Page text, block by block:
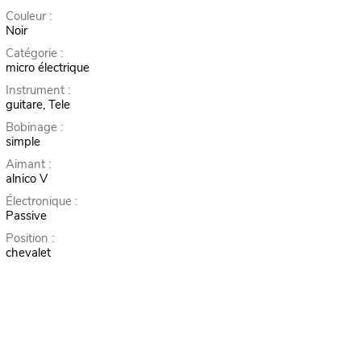
Couleur :
Noir
Catégorie :
micro électrique
Instrument :
guitare, Tele
Bobinage :
simple
Aimant :
alnico V
Électronique :
Passive
Position :
chevalet